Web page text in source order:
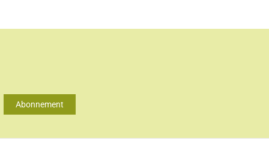
Abonnement